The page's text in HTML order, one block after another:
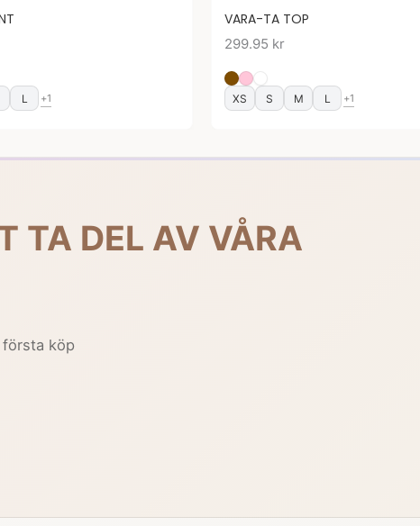
L +1
VARA-TA TOP
299.95 kr
XS S M L +1
TA DEL AV VÅRA
första köp